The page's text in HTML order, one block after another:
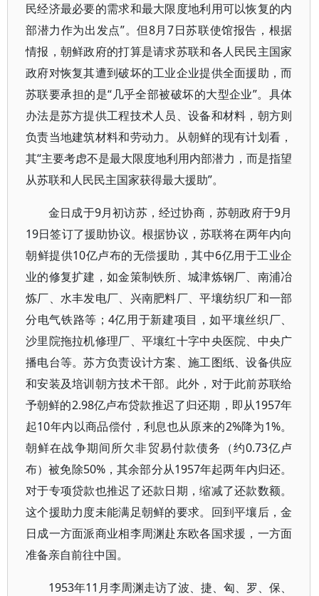
民经济最必要的需求和最大限度地利用可以恢复的内
部潜力作为出发点”。但8月7日苏联使馆报告，根据
情报，朝鲜政府的打算是请求苏联和各人民民主国家
政府对恢复其遭到破坏的工业企业提供全面援助，而
苏联要承担的是“几乎全部被破坏的大型企业”。具体
办法是苏方提供工程技术人员、设备和材料，朝方则
负责当地建筑材料和劳动力。从朝鲜的现有计划看，
其“主要考虑不是最大限度地利用内部潜力，而是指望
从苏联和人民民主国家获得最大援助”。
金日成于9月初访苏，经过协商，苏朝政府于9月
19日签订了援助协议。根据协议，苏联将在两年内向
朝鲜提供10亿卢布的无偿援助，其中6亿用于工业企
业的修复扩建，如金策制铁所、城津炼钢厂、南浦冶
炼厂、水丰发电厂、兴南肥料厂、平壤纺织厂和一部
分电气铁路等；4亿用于新建项目，如平壤丝织厂、
沙里院拖拉机修理厂、平壤红十字中央医院、中央广
播电台等。苏方负责设计方案、施工图纸、设备供应
和安装及培训朝方技术干部。此外，对于此前苏联给
予朝鲜的2.98亿卢布贷款推迟了归还期，即从1957年
起10年内以商品偿付，利息也从原来的2%降为1%。
朝鲜在战争期间所欠非贸易付款债务（约0.73亿卢
布）被免除50%，其余部分从1957年起两年内归还。
对于专项贷款也推迟了还款日期，缩减了还款数额。
这个援助力度未能满足朝鲜的要求。回到平壤后，金
日成一方面派商业相李周渊赴东欧各国求援，一方面
准备亲自前往中国。
1953年11月李周渊走访了波、捷、匈、罗、保、